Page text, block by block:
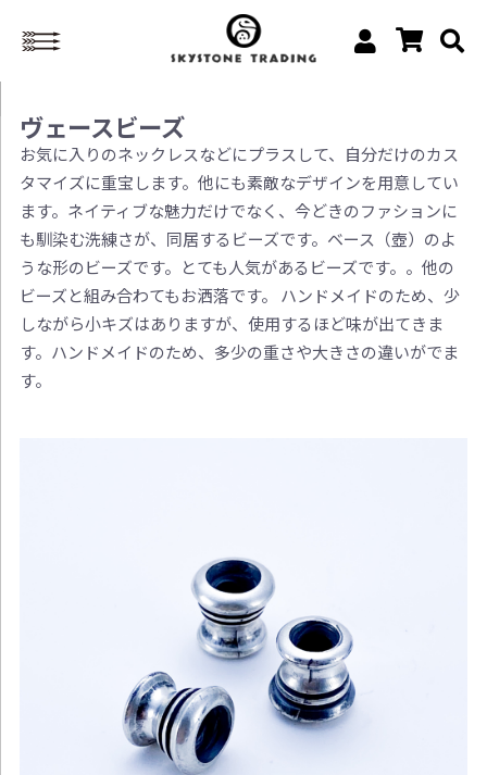
ヴェースビーズ
お気に入りのネックレスなどにプラスして、自分だけのカス
タマイズに重宝します。他にも素敵なデザインを用意してい
ます。ネイティブな魅力だけでなく、今どきのファションに
も馴染む洗練さが、同居するビーズです。ベース（壺）のよ
うな形のビーズです。とても人気があるビーズです。。他の
ビーズと組み合わてもお洒落です。 ハンドメイドのため、少
しながら小キズはありますが、使用するほど味が出てきま
す。ハンドメイドのため、多少の重さや大きさの違いがでま
す。